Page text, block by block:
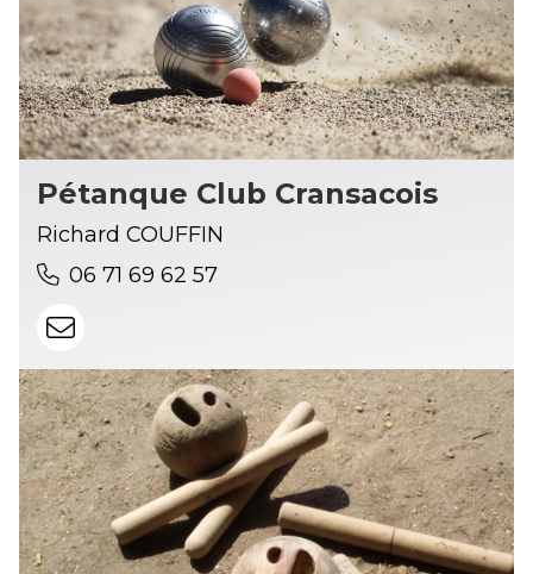
Pétanque Club Cransacois
Richard COUFFIN
06 71 69 62 57